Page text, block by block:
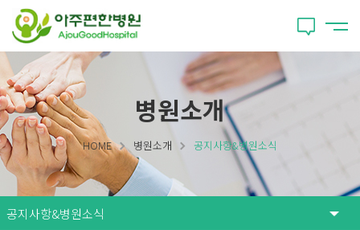
병원소개
HOME 병원소개 공지사항&병원소식